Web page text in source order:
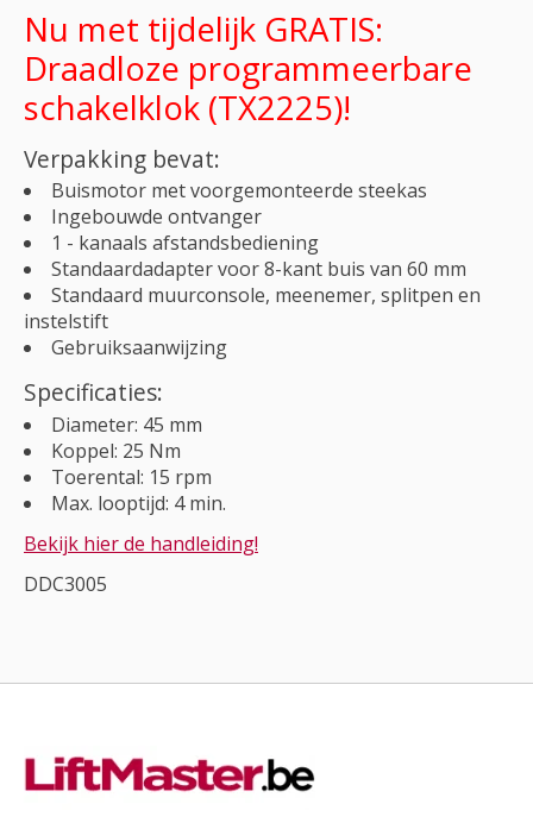
Nu met tijdelijk GRATIS:
Draadloze programmeerbare
schakelklok (TX2225)!
Verpakking bevat:
Buismotor met voorgemonteerde steekas
Ingebouwde ontvanger
1 - kanaals afstandsbediening
Standaardadapter voor 8-kant buis van 60 mm
Standaard muurconsole, meenemer, splitpen en
instelstift
Gebruiksaanwijzing
Specificaties:
Diameter: 45 mm
Koppel: 25 Nm
Toerental: 15 rpm
Max. looptijd: 4 min.
Bekijk hier de handleiding!
DDC3005